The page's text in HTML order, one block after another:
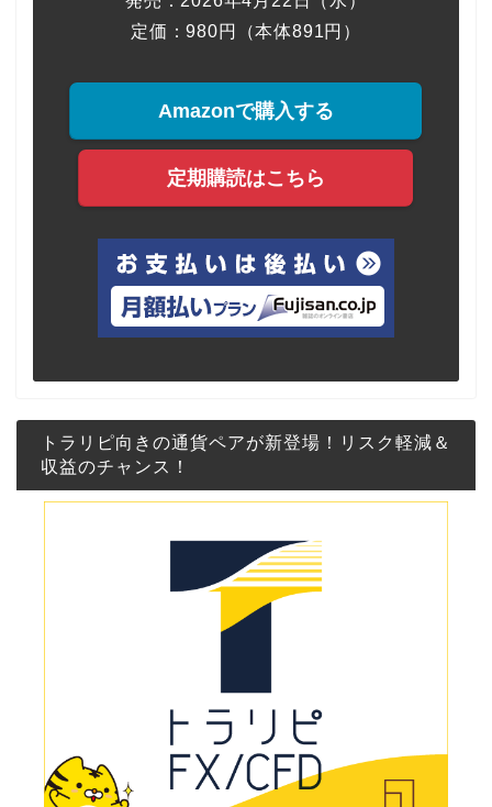
定価：980円（本体891円）
Amazonで購入する
定期購読はこちら
トラリピ向きの通貨ペアが新登場！リスク軽減＆
収益のチャンス！